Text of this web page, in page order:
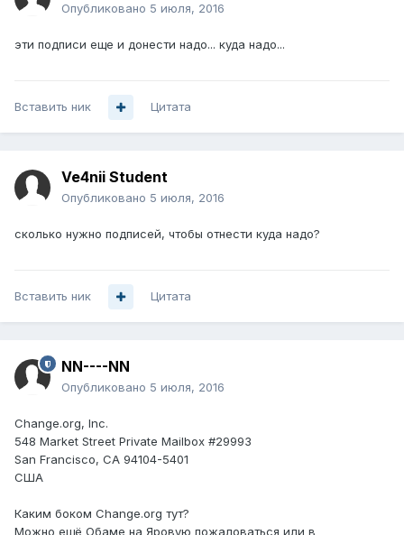
Опубликовано 5 июля, 2016
эти подписи еще и донести надо... куда надо...
Вставить ник Цитата
Ve4nii Student
Опубликовано 5 июля, 2016
сколько нужно подписей, чтобы отнести куда надо?
Вставить ник Цитата
NN----NN
Опубликовано 5 июля, 2016
Change.org, Inc.
548 Market Street Private Mailbox #29993
San Francisco, CA 94104-5401
США
Каким боком Change.org тут?
Можно ещё Обаме на Яровую пожаловаться или в